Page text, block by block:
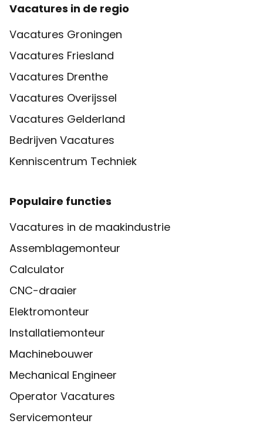
Vacatures in de regio
Vacatures Groningen
Vacatures Friesland
Vacatures Drenthe
Vacatures Overijssel
Vacatures Gelderland
Bedrijven Vacatures
Kenniscentrum Techniek
Populaire functies
Vacatures in de maakindustrie
Assemblagemonteur
Calculator
CNC-draaier
Elektromonteur
Installatiemonteur
Machinebouwer
Mechanical Engineer
Operator Vacatures
Servicemonteur